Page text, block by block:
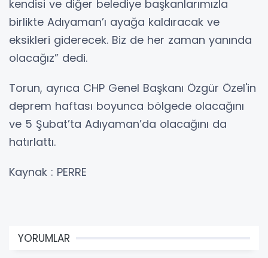
kendisi ve diğer belediye başkanlarımızla
birlikte Adıyaman’ı ayağa kaldıracak ve
eksikleri giderecek. Biz de her zaman yanında
olacağız” dedi.
Torun, ayrıca CHP Genel Başkanı Özgür Özel'in
deprem haftası boyunca bölgede olacağını
ve 5 Şubat’ta Adıyaman’da olacağını da
hatırlattı.
Kaynak : PERRE
YORUMLAR